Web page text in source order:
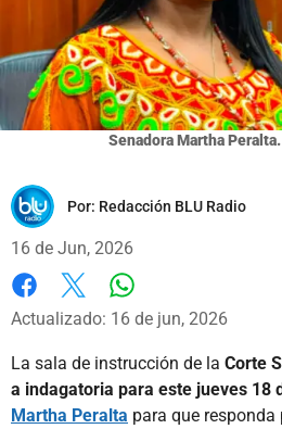
Senadora Martha Peralta.
Por: Redacción BLU Radio
16 de Jun, 2026
Facebook
X
Actualizado: 16 de jun, 2026
La sala de instrucción de la Corte
a indagatoria para este jueves 18
Martha Peralta para que responda